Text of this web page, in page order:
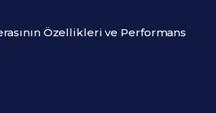
Özellikleri ve Performans